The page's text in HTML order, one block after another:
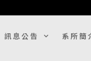
訊息公告 系所簡